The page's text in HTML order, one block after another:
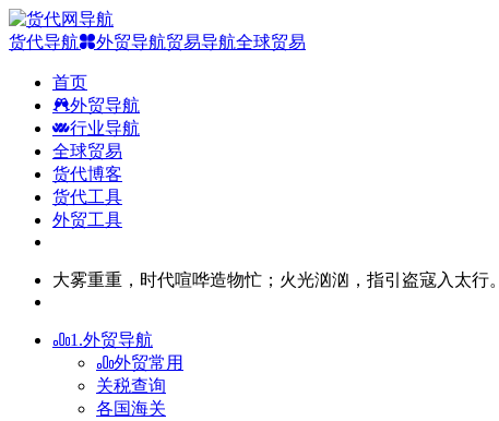
货代导航 外贸导航贸易导航全球贸易
首页
外贸导航
行业导航
全球贸易
货代博客
货代工具
外贸工具
大雾重重，时代喧哗造物忙；火光汹汹，指引盗寇入太行。
1.外贸导航
外贸常用
关税查询
各国海关